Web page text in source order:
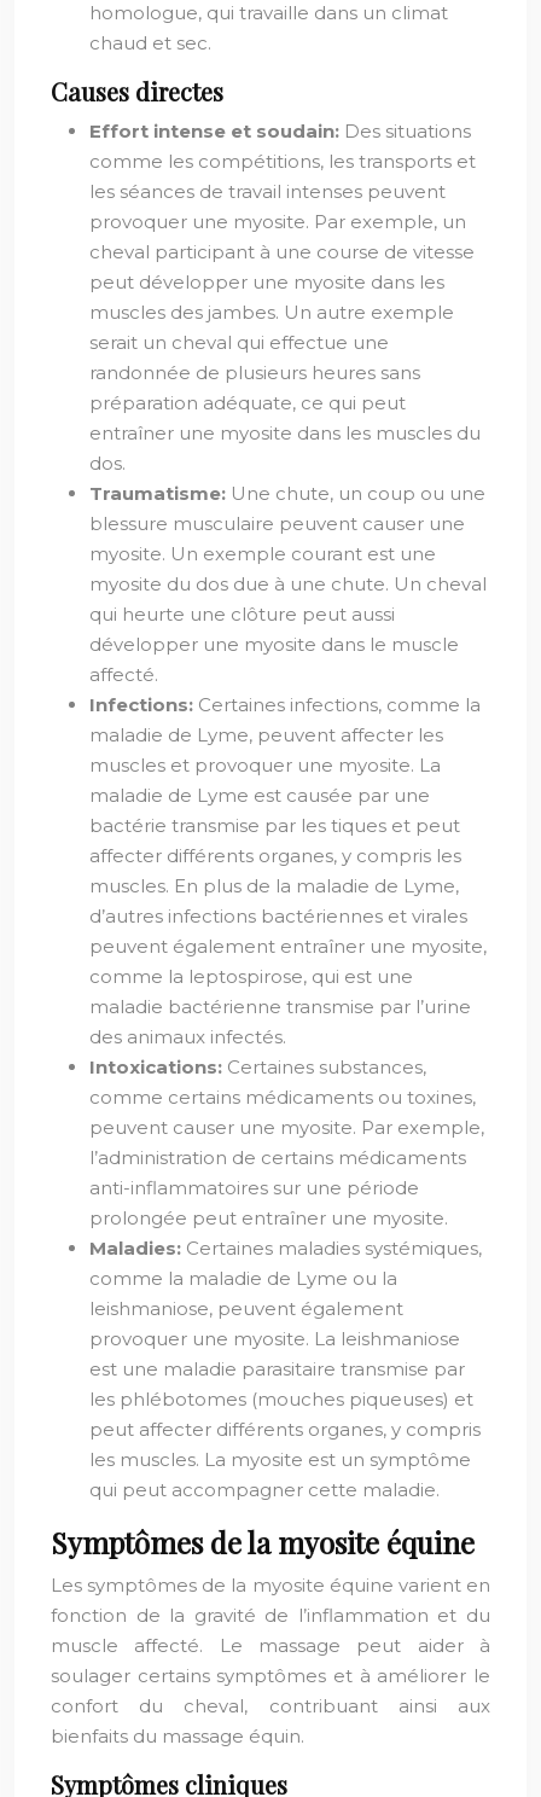
homologue, qui travaille dans un climat
chaud et sec.
Causes directes
Effort intense et soudain: Des situations
comme les compétitions, les transports et
les séances de travail intenses peuvent
provoquer une myosite. Par exemple, un
cheval participant à une course de vitesse
peut développer une myosite dans les
muscles des jambes. Un autre exemple
serait un cheval qui effectue une
randonnée de plusieurs heures sans
préparation adéquate, ce qui peut
entraîner une myosite dans les muscles du
dos.
Traumatisme: Une chute, un coup ou une
blessure musculaire peuvent causer une
myosite. Un exemple courant est une
myosite du dos due à une chute. Un cheval
qui heurte une clôture peut aussi
développer une myosite dans le muscle
affecté.
Infections: Certaines infections, comme la
maladie de Lyme, peuvent affecter les
muscles et provoquer une myosite. La
maladie de Lyme est causée par une
bactérie transmise par les tiques et peut
affecter différents organes, y compris les
muscles. En plus de la maladie de Lyme,
d’autres infections bactériennes et virales
peuvent également entraîner une myosite,
comme la leptospirose, qui est une
maladie bactérienne transmise par l’urine
des animaux infectés.
Intoxications: Certaines substances,
comme certains médicaments ou toxines,
peuvent causer une myosite. Par exemple,
l’administration de certains médicaments
anti-inflammatoires sur une période
prolongée peut entraîner une myosite.
Maladies: Certaines maladies systémiques,
comme la maladie de Lyme ou la
leishmaniose, peuvent également
provoquer une myosite. La leishmaniose
est une maladie parasitaire transmise par
les phlébotomes (mouches piqueuses) et
peut affecter différents organes, y compris
les muscles. La myosite est un symptôme
qui peut accompagner cette maladie.
Symptômes de la myosite équine
Les symptômes de la myosite équine varient en
fonction de la gravité de l’inflammation et du
muscle affecté. Le massage peut aider à
soulager certains symptômes et à améliorer le
confort du cheval, contribuant ainsi aux
bienfaits du massage équin.
Symptômes cliniques